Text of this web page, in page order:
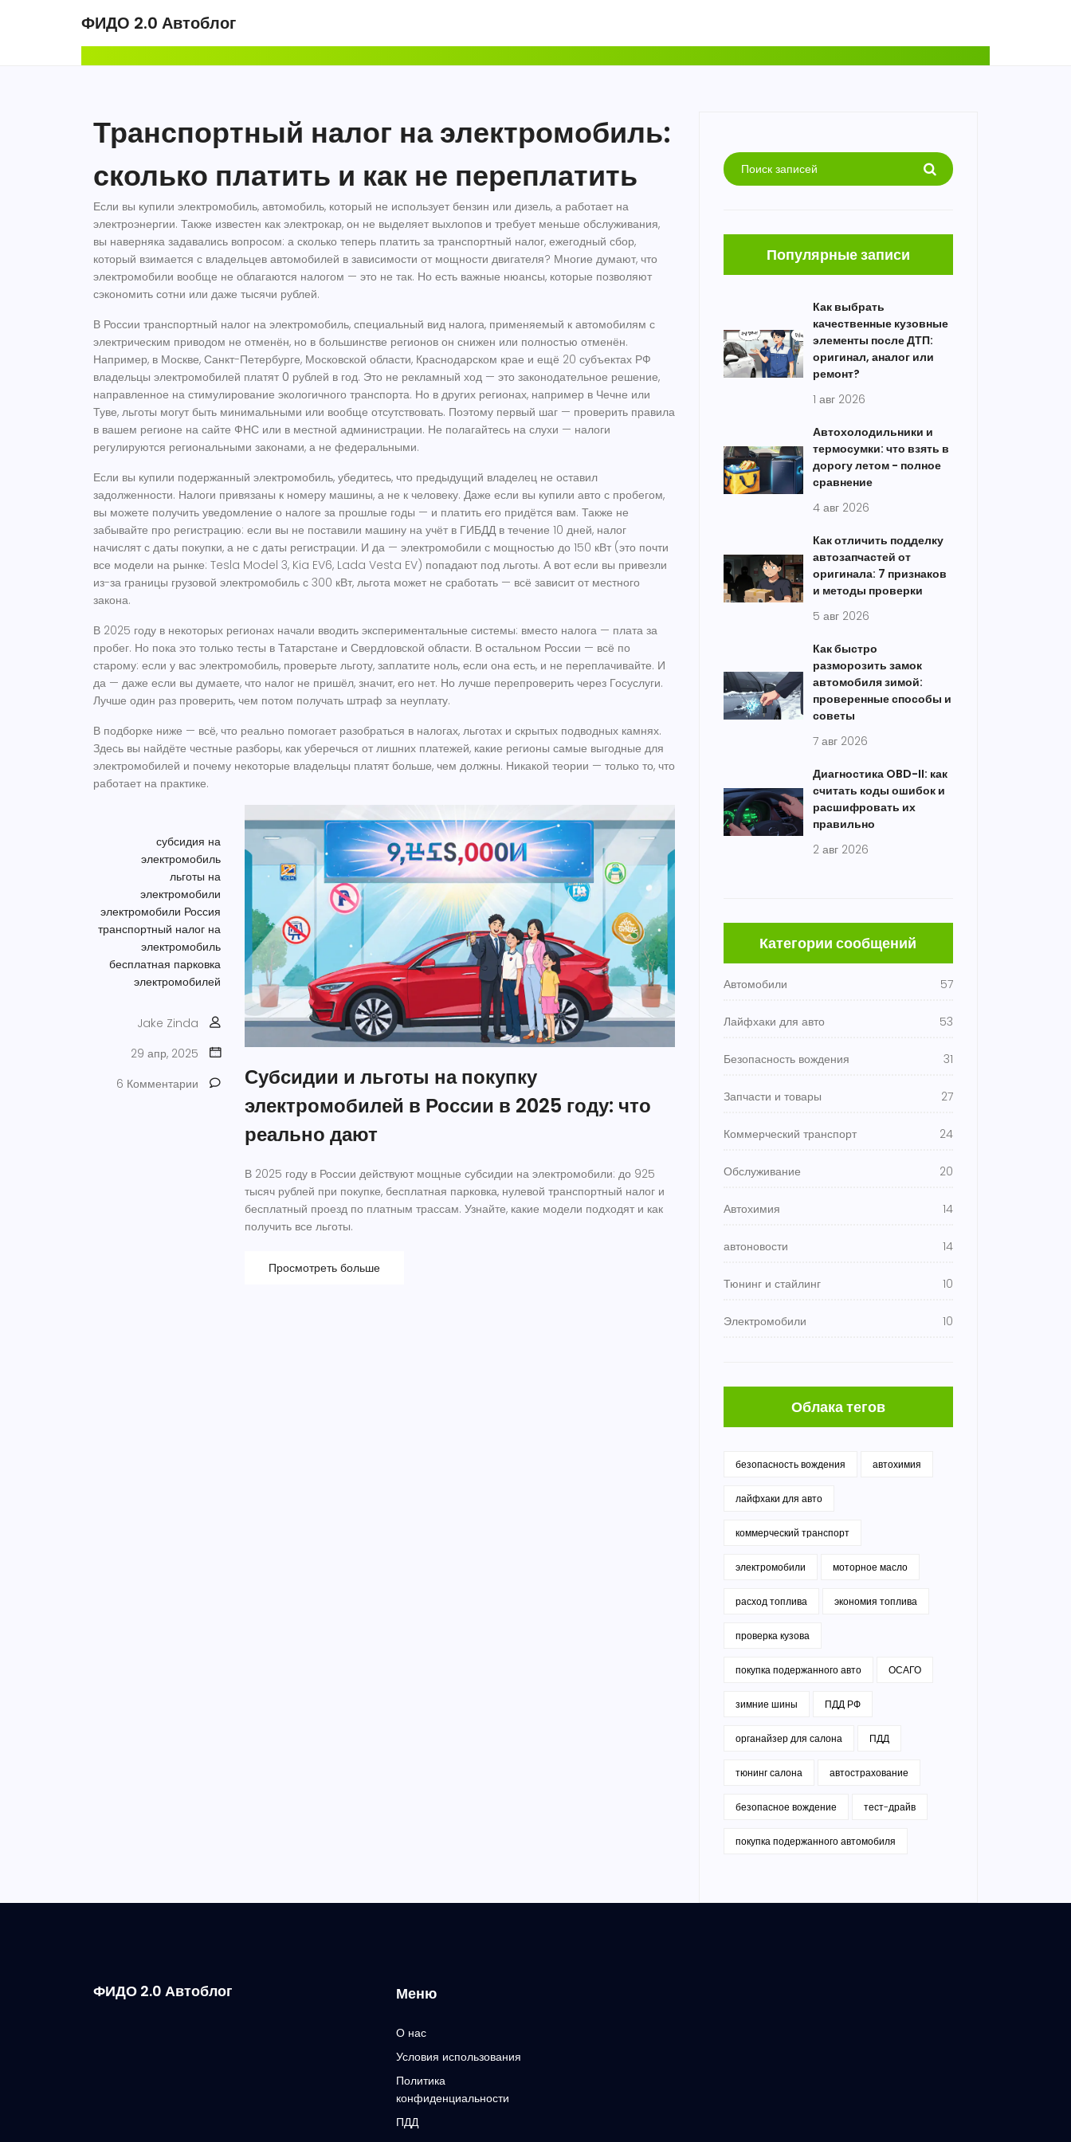
ФИДО 2.0 Автоблог
Транспортный налог на электромобиль:
сколько платить и как не переплатить
Если вы купили электромобиль, автомобиль, который не использует бензин или дизель, а работает на
электроэнергии. Также известен как электрокар, он не выделяет выхлопов и требует меньше обслуживания,
вы наверняка задавались вопросом: а сколько теперь платить за транспортный налог, ежегодный сбор,
который взимается с владельцев автомобилей в зависимости от мощности двигателя? Многие думают, что
электромобили вообще не облагаются налогом — это не так. Но есть важные нюансы, которые позволяют
сэкономить сотни или даже тысячи рублей.
В России транспортный налог на электромобиль, специальный вид налога, применяемый к автомобилям с
электрическим приводом не отменён, но в большинстве регионов он снижен или полностью отменён.
Например, в Москве, Санкт-Петербурге, Московской области, Краснодарском крае и ещё 20 субъектах РФ
владельцы электромобилей платят 0 рублей в год. Это не рекламный ход — это законодательное решение,
направленное на стимулирование экологичного транспорта. Но в других регионах, например в Чечне или
Туве, льготы могут быть минимальными или вообще отсутствовать. Поэтому первый шаг — проверить правила
в вашем регионе на сайте ФНС или в местной администрации. Не полагайтесь на слухи — налоги
регулируются региональными законами, а не федеральными.
Если вы купили подержанный электромобиль, убедитесь, что предыдущий владелец не оставил
задолженности. Налоги привязаны к номеру машины, а не к человеку. Даже если вы купили авто с пробегом,
вы можете получить уведомление о налоге за прошлые годы — и платить его придётся вам. Также не
забывайте про регистрацию: если вы не поставили машину на учёт в ГИБДД в течение 10 дней, налог
начислят с даты покупки, а не с даты регистрации. И да — электромобили с мощностью до 150 кВт (это почти
все модели на рынке: Tesla Model 3, Kia EV6, Lada Vesta EV) попадают под льготы. А вот если вы привезли
из-за границы грузовой электромобиль с 300 кВт, льгота может не сработать — всё зависит от местного
закона.
В 2025 году в некоторых регионах начали вводить экспериментальные системы: вместо налога — плата за
пробег. Но пока это только тесты в Татарстане и Свердловской области. В остальном России — всё по
старому: если у вас электромобиль, проверьте льготу, заплатите ноль, если она есть, и не переплачивайте. И
да — даже если вы думаете, что налог не пришёл, значит, его нет. Но лучше перепроверить через Госуслуги.
Лучше один раз проверить, чем потом получать штраф за неуплату.
В подборке ниже — всё, что реально помогает разобраться в налогах, льготах и скрытых подводных камнях.
Здесь вы найдёте честные разборы, как уберечься от лишних платежей, какие регионы самые выгодные для
электромобилей и почему некоторые владельцы платят больше, чем должны. Никакой теории — только то, что
работает на практике.
субсидия на
электромобиль
льготы на
электромобили
электромобили Россия
транспортный налог на
электромобиль
бесплатная парковка
электромобилей
Jake Zinda
29 апр, 2025
6 Комментарии
Субсидии и льготы на покупку
электромобилей в России в 2025 году: что
реально дают
В 2025 году в России действуют мощные субсидии на электромобили: до 925
тысяч рублей при покупке, бесплатная парковка, нулевой транспортный налог и
бесплатный проезд по платным трассам. Узнайте, какие модели подходят и как
получить все льготы.
Просмотреть больше
Популярные записи
Как выбрать
качественные кузовные
элементы после ДТП:
оригинал, аналог или
ремонт?
1 авг 2026
Автохолодильники и
термосумки: что взять в
дорогу летом - полное
сравнение
4 авг 2026
Как отличить подделку
автозапчастей от
оригинала: 7 признаков
и методы проверки
5 авг 2026
Как быстро
разморозить замок
автомобиля зимой:
проверенные способы и
советы
7 авг 2026
Диагностика OBD-II: как
считать коды ошибок и
расшифровать их
правильно
2 авг 2026
Категории сообщений
Автомобили 57
Лайфхаки для авто 53
Безопасность вождения 31
Запчасти и товары 27
Коммерческий транспорт 24
Обслуживание 20
Автохимия 14
автоновости 14
Тюнинг и стайлинг 10
Электромобили 10
Облака тегов
безопасность вождения автохимия
лайфхаки для авто
коммерческий транспорт
электромобили моторное масло
расход топлива экономия топлива
проверка кузова
покупка подержанного авто ОСАГО
зимние шины ПДД РФ
органайзер для салона ПДД
тюнинг салона автострахование
безопасное вождение тест-драйв
покупка подержанного автомобиля
ФИДО 2.0 Автоблог Меню
О нас
Условия использования
Политика
конфиденциальности
ПДД